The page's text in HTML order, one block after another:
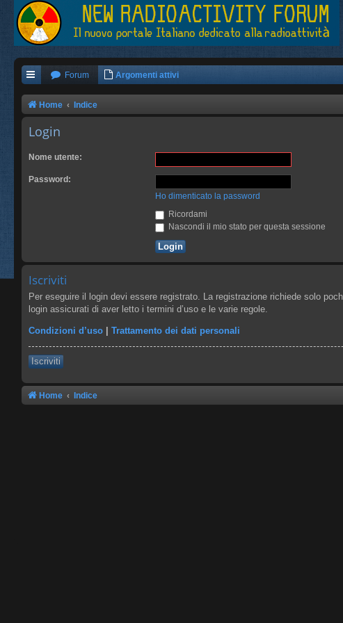
Forum Argomenti attivi
Home Indice
Login
Nome utente:
Password:
Ho dimenticato la password
Ricordami
Nascondi il mio stato per questa sessione
Iscriviti
Per eseguire il login devi essere registrato. La registrazione richiede solo
login assicurati di aver letto i termini d’uso e le varie regole.
Condizioni d’uso Trattamento dei dati personali
Iscriviti
Home Indice